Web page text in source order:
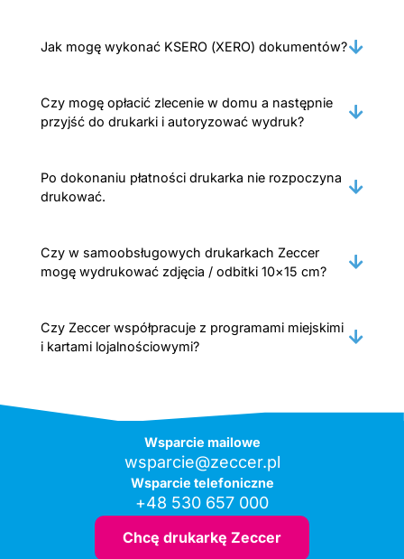
Jak mogę wykonać KSERO (XERO) dokumentów?
Czy mogę opłacić zlecenie w domu a następnie
przyjść do drukarki i autoryzować wydruk?
Po dokonaniu płatności drukarka nie rozpoczyna
drukować.
Czy w samoobsługowych drukarkach Zeccer
mogę wydrukować zdjęcia / odbitki 10×15 cm?
Czy Zeccer współpracuje z programami miejskimi
i kartami lojalnościowymi?
Wsparcie mailowe
wsparcie@zeccer.pl
Wsparcie telefoniczne
+48 530 657 000
Chcę drukarkę Zeccer